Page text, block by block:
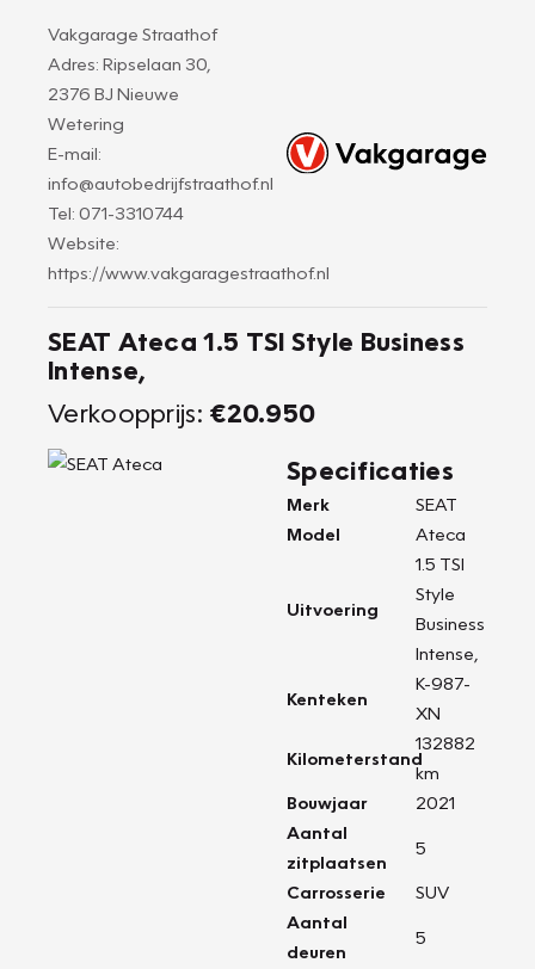
Vakgarage Straathof
Adres: Ripselaan 30,
2376 BJ Nieuwe
Wetering
E-mail:
info@autobedrijfstraathof.nl
Tel: 071-3310744
Website:
https://www.vakgaragestraathof.nl
SEAT Ateca 1.5 TSI Style Business
Intense,
Verkoopprijs: €20.950
Specificaties
Merk
SEAT
Model
Ateca
Uitvoering
1.5 TSI
Style
Business
Intense,
Kenteken
K-987-
XN
Kilometerstand
132882
km
Bouwjaar
2021
Aantal
zitplaatsen
5
Carrosserie
SUV
Aantal
deuren
5